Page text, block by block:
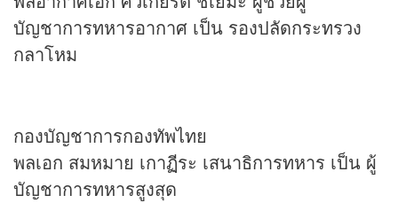
บัญชาการทหารอากาศ เป็น รองปลัดกระทรวง
กลาโหม
กองบัญชาการกองทัพไทย
พลเอก สมหมาย เกาฏีระ เสนาธิการทหาร เป็น ผู้
บัญชาการทหารสูงสุด